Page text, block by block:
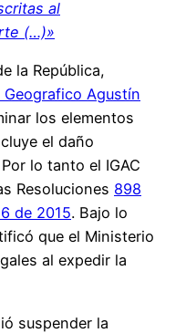
al
(…)»
la República,
Agustín
los elementos
el daño
lo tanto el IGAC
Resoluciones 898
de 2015. Bajo lo
que el Ministerio
al expedir la
suspender la